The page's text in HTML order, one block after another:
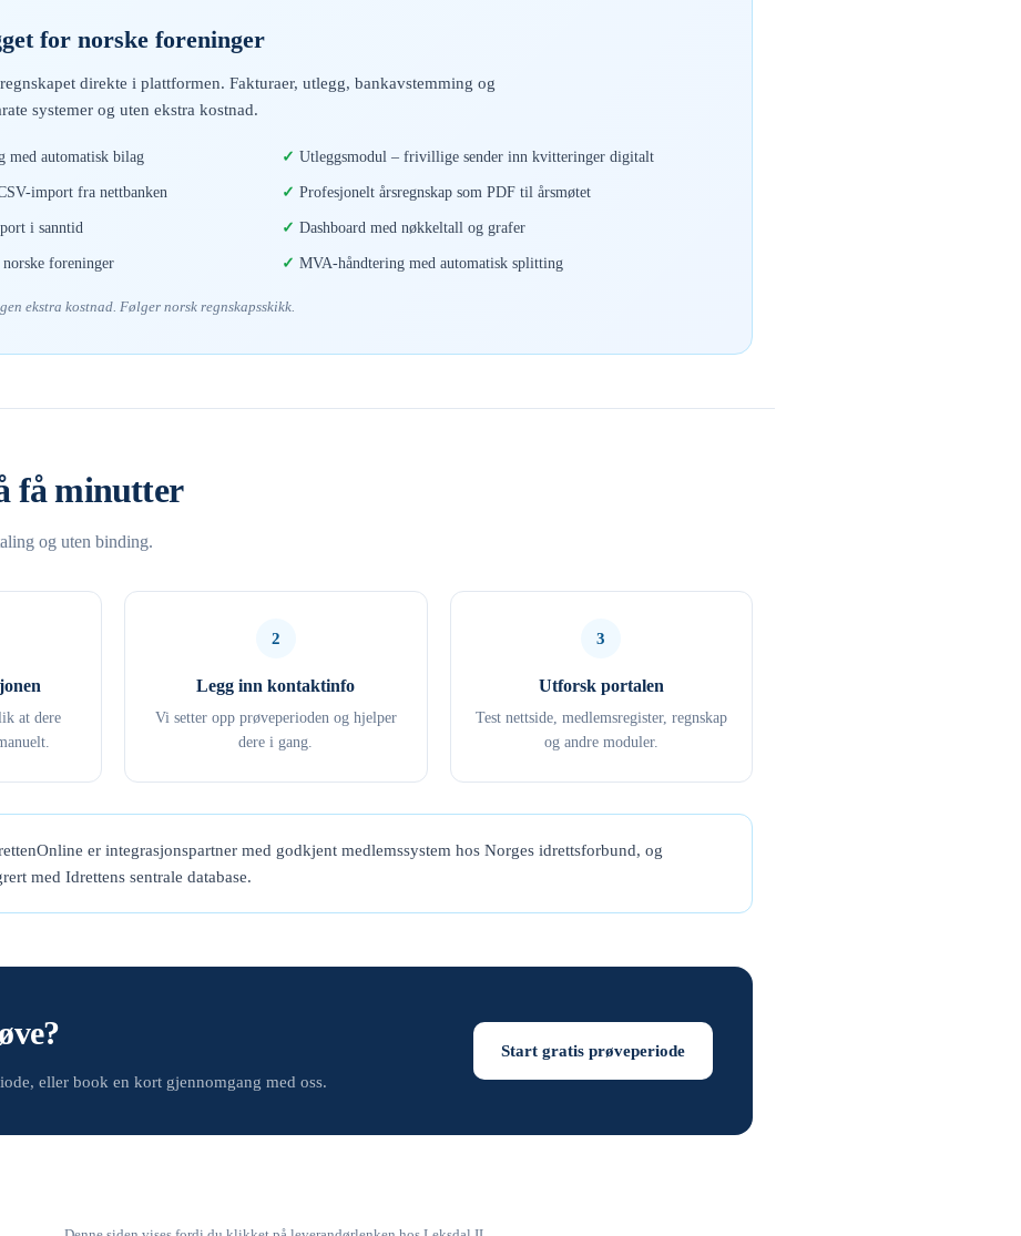
for norske foreninger
direkte i plattformen. Fakturaer, utlegg, bankavstemming og
systemer og uten ekstra kostnad.
med automatisk bilag Utleggsmodul – frivillige sender inn kvitteringer digitalt
import fra nettbanken Profesjonelt årsregnskap som PDF til årsmøtet
i sanntid Dashboard med nøkkeltall og grafer
foreninger MVA-håndtering med automatisk splitting
ekstra kostnad. Følger norsk regnskapsskikk.
få minutter
og uten binding.
at dere
2
Legg inn kontaktinfo
Vi setter opp prøveperioden og hjelper
dere i gang.
3
Utforsk portalen
Test nettside, medlemsregister, regnskap
og andre moduler.
er integrasjonspartner med godkjent medlemssystem hos Norges idrettsforbund, og
med Idrettens sentrale database.
eller book en kort gjennomgang med oss.
Start gratis prøveperiode